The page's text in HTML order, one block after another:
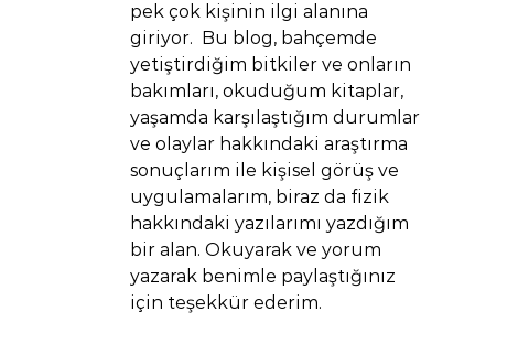
pek çok kişinin ilgi alanına
giriyor. Bu blog, bahçemde
yetiştirdiğim bitkiler ve onların
bakımları, okuduğum kitaplar,
yaşamda karşılaştığım durumlar
ve olaylar hakkındaki araştırma
sonuçlarım ile kişisel görüş ve
uygulamalarım, biraz da fizik
hakkındaki yazılarımı yazdığım
bir alan. Okuyarak ve yorum
yazarak benimle paylaştığınız
için teşekkür ederim.